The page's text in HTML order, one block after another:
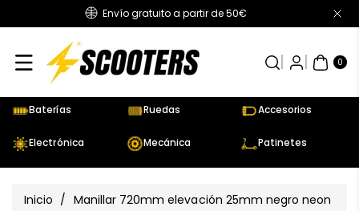
Envío gratuito a partir de 50€
0
AR
TÍC
UL
Baterías Ruedas Accesorios
Electrónica Mecánica Patinetes
Inicio / Manillar 720mm elevación 25mm negro neon